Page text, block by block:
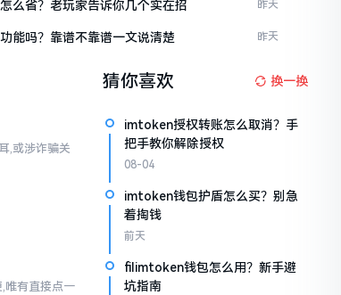
么省？老玩家告诉你几个实在招 昨天
能吗？靠谱不靠谱一文说清楚 昨天
,或涉诈骗关
唯有直接点一
猜你喜欢 换一换
imtoken授权转账怎么取消？手
把手教你解除授权
08-04
imtoken钱包护盾怎么买？别急
着掏钱
前天
filimtoken钱包怎么用？新手避
坑指南